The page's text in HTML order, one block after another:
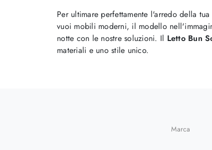
Per ultimare perfettamente l'arredo della
vuoi mobili moderni, il modello
notte con le nostre soluzioni. Il Letto Bun
materiali e uno stile unico.
Marca